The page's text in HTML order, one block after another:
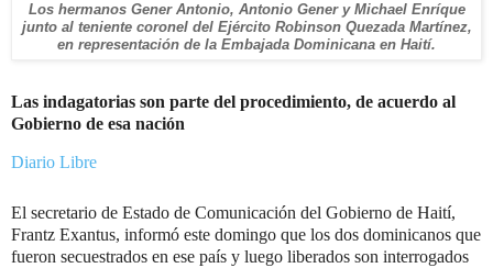
Los hermanos Gener Antonio, Antonio Gener y Michael Enríque
junto al teniente coronel del Ejército Robinson Quezada Martínez,
en representación de la Embajada Dominicana en Haití.
Las indagatorias son parte del procedimiento, de acuerdo al
Gobierno de esa nación
Diario Libre
El secretario de Estado de Comunicación del Gobierno de Haití,
Frantz Exantus, informó este domingo que los dos dominicanos que
fueron secuestrados en ese país y luego liberados son interrogados